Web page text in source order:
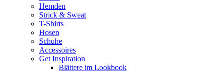
Hemden
Strick & Sweat
T-Shirts
Hosen
Schuhe
Accessoires
Get Inspiration
Blättere im Lookbook